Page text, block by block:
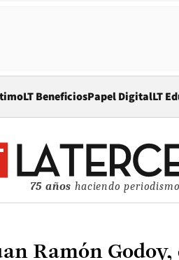
LT BeneficiosPapel DigitalLT
75 años haciendo periodismo
Ramón